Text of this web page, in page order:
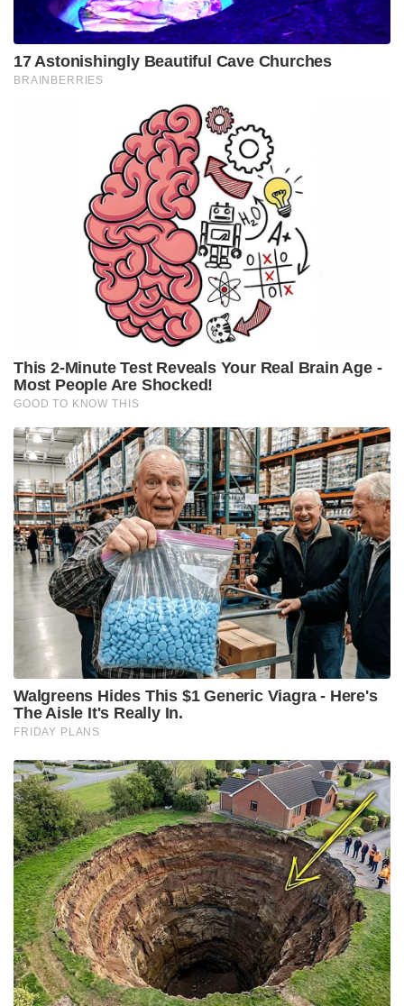
ഹീലർ ട്രെയിനിംഗ് ഡിപ്ലോമ പ്രോഗ്രാമിൻറെ ഭാഗമായി
മെക്‌സിക്കോയിൽ നടന്ന സ്പിരിച്വൽ റിട്രീറ്റ് ചടങ്ങിൽ
ആണ് മാർസെല അൽകാസർ റോഡ്രിഗസ് കംബോ
പാനീയം സേവിച്ചത്. വെള്ളം കുടിക്കുക, ശരീരത്തില്‍
പൊള്ളല്‍ ഏല്‍പ്പിക്കുക, ശരീരത്തിലെ
വിഷവസ്തുക്കളെ ശുദ്ധീകരിക്കാന്‍ തവള വിഷം
പ്രയോഗിക്കുക തുടങ്ങിയ കാര്യങ്ങളാണ്
ആചാരത്തില്‍ ഉള്‍പ്പെടുന്നത്.
ആചാരത്തില്‍ പങ്കെടുക്കുന്ന വ്യക്തികള്‍ ആദ്യം ഒരു
ലിറ്ററിലധികം വെള്ളം കുടിക്കണം, ശേഷം തൊലിയില്‍
ചൂടുള്ള വടിയുപയോഗിച്ച് ചെറിയ പൊള്ളലുകള്‍
വരുത്തും. ആ മുറിവുകളില്‍ തവളയുടെ വിഷമടങ്ങിയ
സ്രവം പ്രയോഗിക്കും. ഈ സ്രവം രക്തസമ്മര്‍ദ്ദം
വര്‍ധിപ്പിക്കുകയും ഛര്‍ദ്ദിക്കാന്‍ പ്രേരിപ്പിക്കുകയും
കാരണമാകും. ബോധക്ഷയം, തലകറക്കം,
ചുണ്ടുകളിലും മുഖത്തും തടിച്ചുപൊങ്ങല്‍
എന്നിവയാണ് മറ്റ് ലക്ഷണങ്ങള്‍. സാധാരണയായി,
ലക്ഷണങ്ങള്‍ ഏകദേശം അര മണിക്കൂര്‍
നീണ്ടുനില്‍ക്കും. ഇത് ശുദ്ധീകരണപ്രക്രിയക്കുള്ള
സമയമായിട്ടാണ് കണക്കാക്കുന്നത്. വിഷം
രക്തത്തിലേക്ക് ദീര്‍ഘനേരമെത്തുന്നത്
അപസ്മാരത്തിനും മരണത്തിനും കാരണമാകും.
ആചാരം ആരംഭിച്ചയുടനെ, റോഡ്രിഗസിന്
അസ്വസ്ഥതയുണ്ടായിരുന്നു. കഠിനമായ വയറിളക്കവും
ഛര്‍ദിയും അനുഭവപ്പെട്ടു. എന്നാൽ ഇതെല്ലാം
രോഗശാന്തിയുടെ ഭാഗമാണെന്നാണ് നടി കരുതിയത്.
അതുകൊണ്ട് തന്നെ ശരീരത്തിന് ബുദ്ധിമുട്ട് തോന്നിയ
ആദ്യ ഘട്ടത്തിലെല്ലാം വൈദ്യ സഹായം വേണ്ടെന്ന്
അവർ തീരുമാനിക്കുകയായിരുന്നു. ഒടുവിൽ
ആശുപത്രിയിലേക്ക് പോകാൻ അവർ വഴങ്ങിയതെന്ന്
ദൃക്‌സാക്ഷികൾ പറഞ്ഞു. ആചാരം നടത്തുന്നവര്‍
ആദ്യം ഇതിന് അനുവദിച്ചിരുന്നില്ല. യുവതിയുടെ നില
വഷളായതോടെ ആചാരം നടത്തിയയാള്‍
ഓടിരക്ഷപ്പെടുകയും ചെയ്തു.
Tags:
monkey frog venom
actress dies monkey frog venom